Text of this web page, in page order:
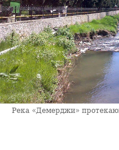
Река «Демерджи»